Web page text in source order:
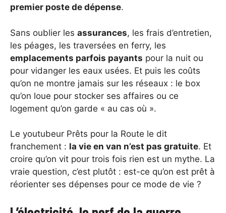
premier poste de dépense.
Sans oublier les assurances, les frais d’entretien,
les péages, les traversées en ferry, les
emplacements parfois payants pour la nuit ou
pour vidanger les eaux usées. Et puis les coûts
qu’on ne montre jamais sur les réseaux : le box
qu’on loue pour stocker ses affaires ou ce
logement qu’on garde « au cas où ».
Le youtubeur Prêts pour la Route le dit
franchement : la vie en van n’est pas gratuite. Et
croire qu’on vit pour trois fois rien est un mythe. La
vraie question, c’est plutôt : est-ce qu’on est prêt à
réorienter ses dépenses pour ce mode de vie ?